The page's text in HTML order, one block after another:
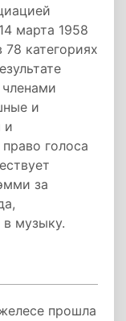
марта 1958
категориях
и
и
голоса
за
музыку.
прошла